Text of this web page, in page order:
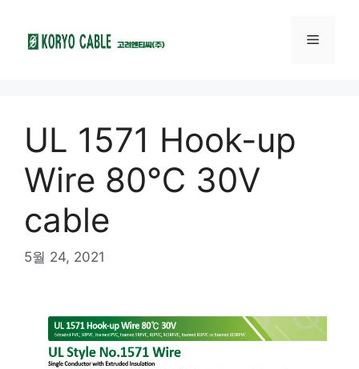
UL 1571 Hook-up
Wire 80℃ 30V
cable
5월 24, 2021